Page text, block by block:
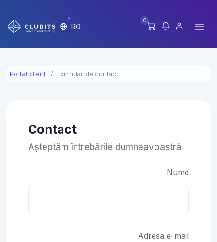
RO
0
Portal clienți Formular de contact
Contact
Așteptăm întrebările dumneavoastră
Nume
Adresa e-mail